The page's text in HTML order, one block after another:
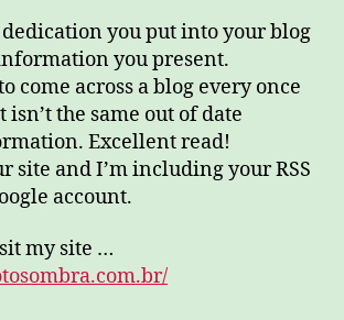
you put into your blog
you present.
come across a blog every once
the same out of date
Excellent read!
site and I’m including your RSS
account.
my site …